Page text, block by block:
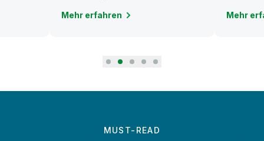
Mehr erfahren Mehr
MUST-READ